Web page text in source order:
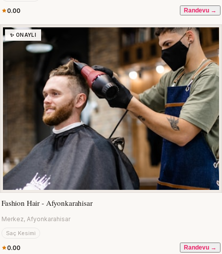
0.00 Randevu →
✨ ONAYLI
Fashion Hair - Afyonkarahisar
Merkez, Afyonkarahisar
Saç Kesimi
0.00 Randevu →